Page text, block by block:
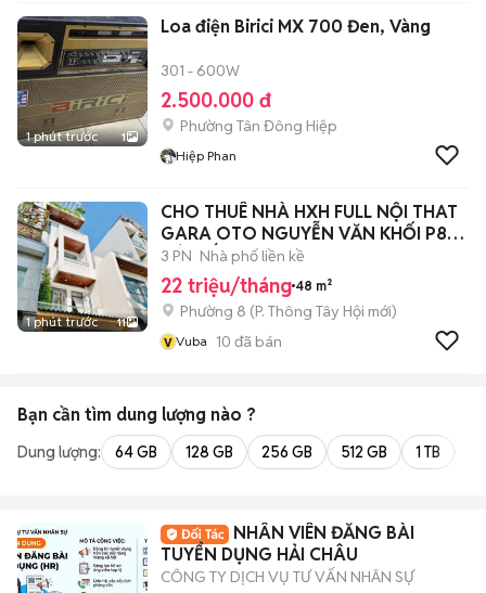
1 phút trước 1
Loa điện Birici MX 700 Đen, Vàng
301 - 600W
2.500.000 đ
Phường Tân Đông Hiệp
Hiệp Phan
1 phút trước 11
CHO THUÊ NHÀ HXH FULL NỘI THAT
GARA OTO NGUYỄN VĂN KHỐI P8
GÒ VẤP
3 PN Nhà phố liền kề
22 triệu/tháng 48 m²
Phường 8 (P. Thông Tây Hội mới)
v Vuba 10 đã bán
Bạn cần tìm dung lượng nào ?
Dung lượng: 64 GB 128 GB 256 GB 512 GB 1 TB
NHÂN VIÊN ĐĂNG BÀI
TUYỂN DỤNG HẢI CHÂU
CÔNG TY DỊCH VỤ TƯ VẤN NHÂN SỰ